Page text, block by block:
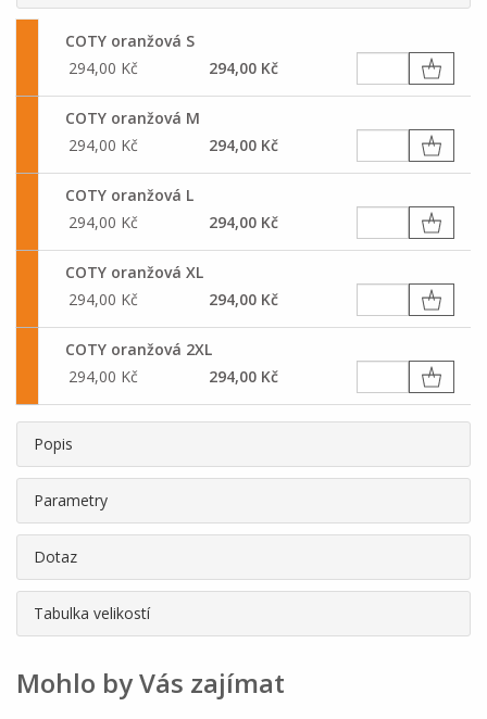
COTY oranžová S
294,00 Kč
294,00 Kč
COTY oranžová M
294,00 Kč
294,00 Kč
COTY oranžová L
294,00 Kč
294,00 Kč
COTY oranžová XL
294,00 Kč
294,00 Kč
COTY oranžová 2XL
294,00 Kč
294,00 Kč
Popis
Parametry
Dotaz
Tabulka velikostí
Mohlo by Vás zajímat